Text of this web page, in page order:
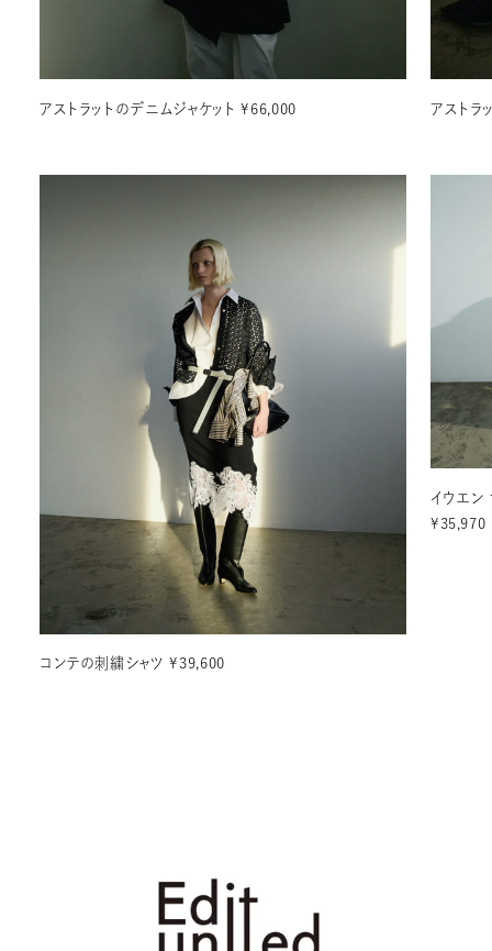
アストラットのデニムジャケット ¥66,000 アストラ
コンテの刺繍シャツ ¥39,600
イウエン
¥35,970